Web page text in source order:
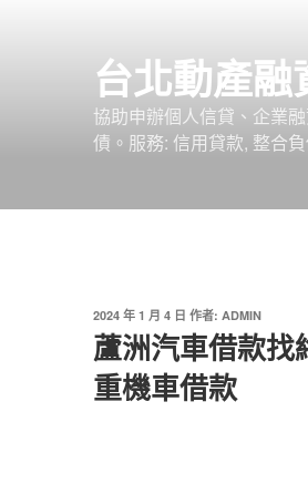
台北動產
協助申辦個人信貸、企業
債。服務: 信用貸款, 整合
發
佈
於
2024 年 1 月 4 日 作者: ADMIN
蘆洲汽車借款找
重機車借款